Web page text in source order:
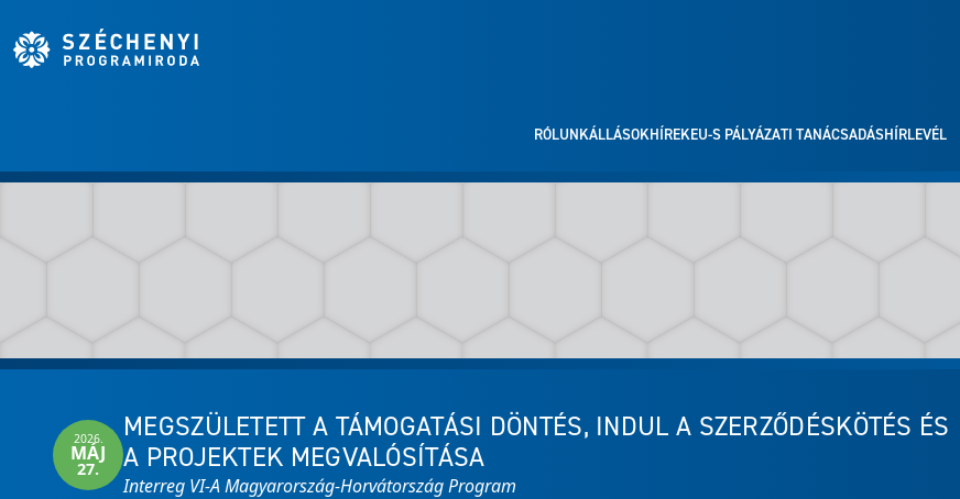
RÓLUNKÁLLÁSOKHÍREKEU-S PÁLYÁZATI TANÁCSADÁSHÍRLEVÉL
2026.
MÁJ
27.
MEGSZÜLETETT A TÁMOGATÁSI DÖNTÉS, INDUL A SZERZŐDÉSKÖTÉS ÉS
A PROJEKTEK MEGVALÓSÍTÁSA
Interreg VI-A Magyarország-Horvátország Program